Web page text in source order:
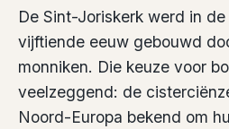
De Sint-Joriskerk werd in
vijftiende eeuw gebouwd
monniken. Die keuze voor
veelzeggend: de
Noord-Europa bekend om